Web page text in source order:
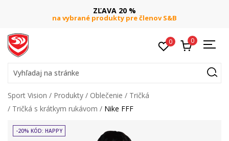
ZĽAVA 20 %
na vybrané produkty pre členov S&B
0 0
Vyhľadaj na stránke
Sport Vision Produkty Oblečenie
Tričká
Tričká s krátkym rukávom
Nike FFF
-20% KÓD: HAPPY